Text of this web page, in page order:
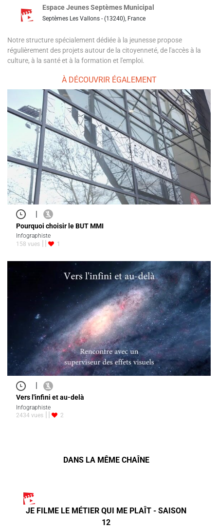
Espace Jeunes Septèmes Municipal
Septèmes Les Vallons - (13240), France
Notre structure spécialement dédiée à la jeunesse propose
régulièrement des projets autour de la citoyenneté, de l'accès à la
culture, à la santé et à la formation et l'emploi.
À DÉCOUVRIR ÉGALEMENT
|
Pourquoi choisir le BUT MMI
Infographiste
158 vues
1
|
Vers l'infini et au-delà
Infographiste
2434 vues
2
DANS LA MÊME CHAÎNE
JE FILME LE MÉTIER QUI ME PLAÎT - SAISON
12